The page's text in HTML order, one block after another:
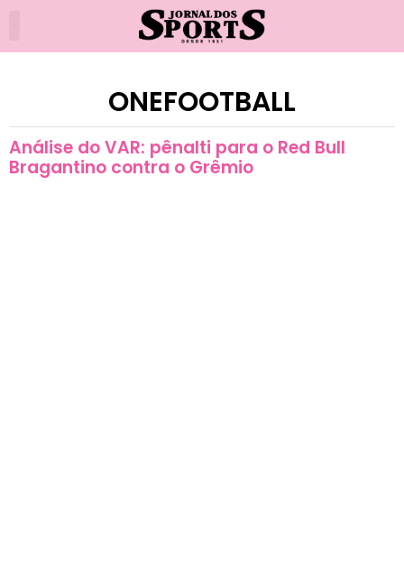
ONEFOOTBALL
Análise do VAR: pênalti para o Red Bull
Bragantino contra o Grêmio